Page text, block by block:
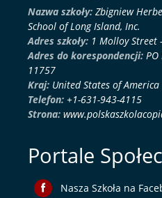
Nazwa szkoły: Zbigniew
School of Long Island, Inc.
Adres szkoły: 1 Molloy Street
Adres do korespondencji:
11757
Kraj: United States of America
Telefon: +1-631-943-4115
Strona:
Portale
Nasza Szkoła na